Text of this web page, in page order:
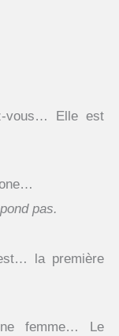
vous… Elle est
pas.
la première
femme… Le